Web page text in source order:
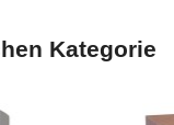
Kategorie